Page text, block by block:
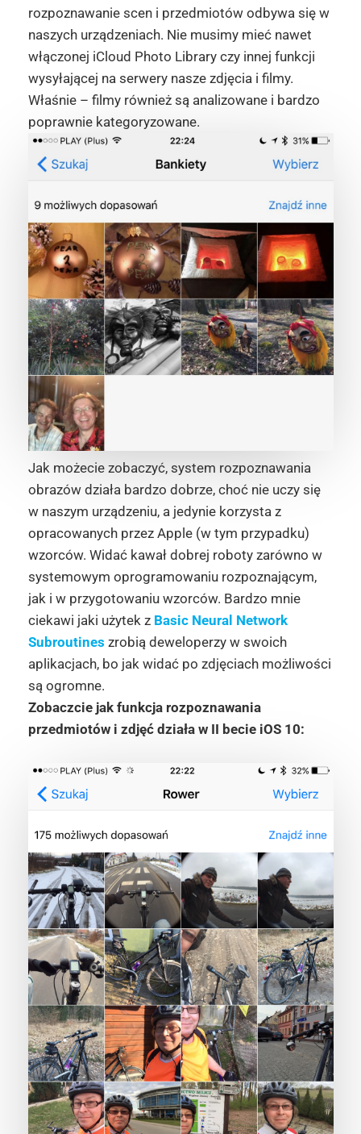
rozpoznawanie scen i przedmiotów odbywa się w
naszych urządzeniach. Nie musimy mieć nawet
włączonej iCloud Photo Library czy innej funkcji
wysyłającej na serwery nasze zdjęcia i filmy.
Właśnie – filmy również są analizowane i bardzo
poprawnie kategoryzowane.
Jak możecie zobaczyć, system rozpoznawania
obrazów działa bardzo dobrze, choć nie uczy się
w naszym urządzeniu, a jedynie korzysta z
opracowanych przez Apple (w tym przypadku)
wzorców. Widać kawał dobrej roboty zarówno w
systemowym oprogramowaniu rozpoznającym,
jak i w przygotowaniu wzorców. Bardzo mnie
ciekawi jaki użytek z Basic Neural Network
Subroutines zrobią deweloperzy w swoich
aplikacjach, bo jak widać po zdjęciach możliwości
są ogromne.
Zobaczcie jak funkcja rozpoznawania
przedmiotów i zdjęć działa w II becie iOS 10: